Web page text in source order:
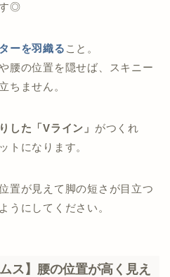
す◎
ーを羽織る こと。
腰の位置を隠せば、スキニー
ちません。
した「Vライン」 がつくれ
トになります。
置が見えて脚の短さが目立つ
ようにしてください。
ス】腰の位置が高く見え